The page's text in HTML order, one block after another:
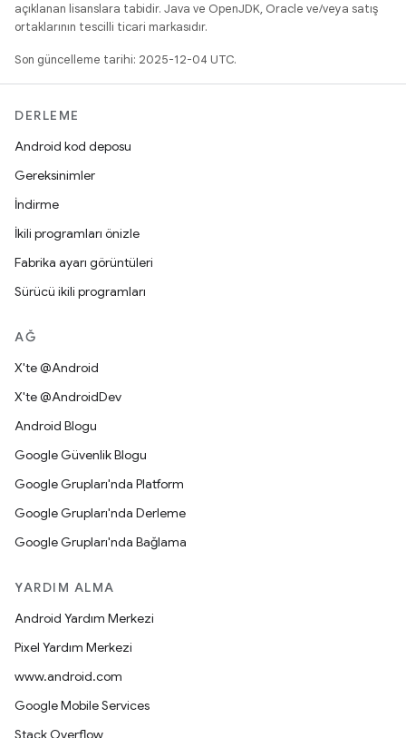
açıklanan lisanslara tabidir. Java ve OpenJDK, Oracle ve/veya satış
ortaklarının tescilli ticari markasıdır.
Son güncelleme tarihi: 2025-12-04 UTC.
DERLEME
Android kod deposu
Gereksinimler
İndirme
İkili programları önizle
Fabrika ayarı görüntüleri
Sürücü ikili programları
AĞ
X'te @Android
X'te @AndroidDev
Android Blogu
Google Güvenlik Blogu
Google Grupları'nda Platform
Google Grupları'nda Derleme
Google Grupları'nda Bağlama
YARDIM ALMA
Android Yardım Merkezi
Pixel Yardım Merkezi
www.android.com
Google Mobile Services
Stack Overflow